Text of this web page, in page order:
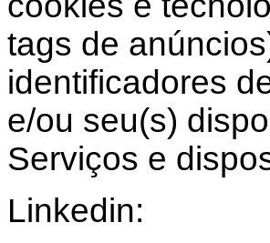
tags de
identificadores
e/ou seu(s)
Serviços e
Linkedin: